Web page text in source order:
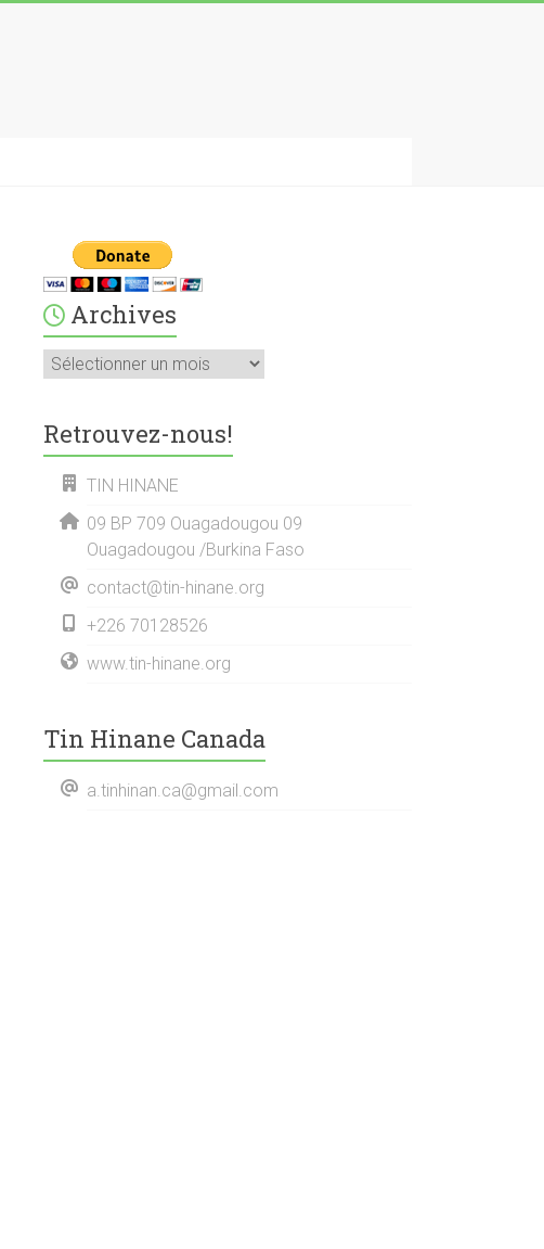
Archives
Archives
Retrouvez-nous!
TIN HINANE
09 BP 709 Ouagadougou 09
Ouagadougou /Burkina Faso
contact@tin-hinane.org
+226 70128526
www.tin-hinane.org
Tin Hinane Canada
a.tinhinan.ca@gmail.com